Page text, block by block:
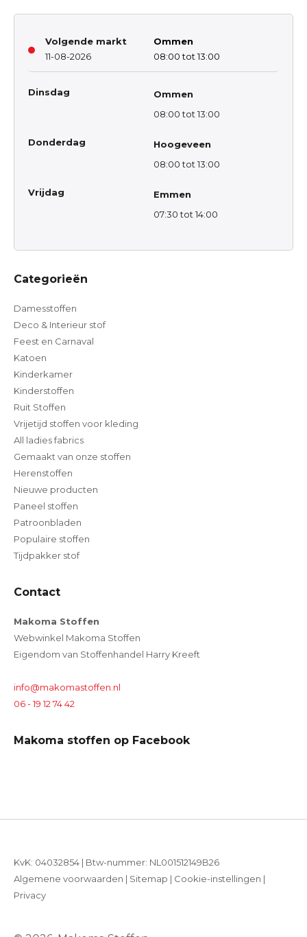
Volgende markt
11-08-2026
Ommen
08:00 tot 13:00
Dinsdag
Ommen
08:00 tot 13:00
Donderdag
Hoogeveen
08:00 tot 13:00
Vrijdag
Emmen
07:30 tot 14:00
Categorieën
Damesstoffen
Deco & Interieur stof
Feest en Carnaval
Katoen
Kinderkamer
Kinderstoffen
Ruit Stoffen
Vrijetijd stoffen voor kleding
All ladies fabrics
Gemaakt van onze stoffen
Herenstoffen
Nieuwe producten
Paneel stoffen
Patroonbladen
Populaire stoffen
Tijdpakker stof
Contact
Makoma Stoffen
Webwinkel Makoma Stoffen
Eigendom van Stoffenhandel Harry Kreeft
info@makomastoffen.nl
06 - 19 12 74 42
Makoma stoffen op Facebook
KvK: 04032854 | Btw-nummer: NL001512149B26
Algemene voorwaarden | Sitemap | Cookie-instellingen |
Privacy